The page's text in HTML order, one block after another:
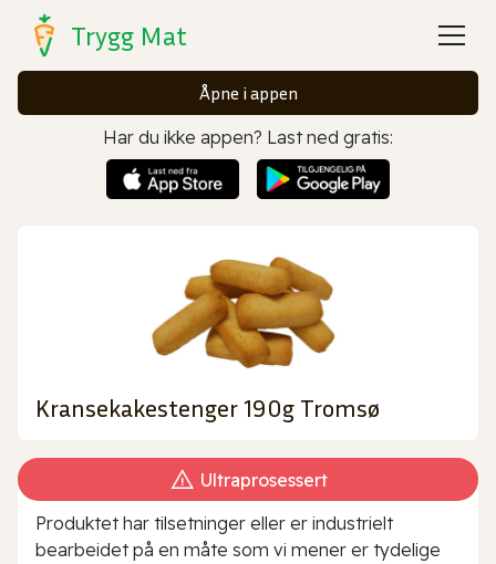
Trygg Mat
Åpne i appen
Har du ikke appen? Last ned gratis:
Kransekakestenger 190g Tromsø
Ultraprosessert
Produktet har tilsetninger eller er industrielt
bearbeidet på en måte som vi mener er tydelige